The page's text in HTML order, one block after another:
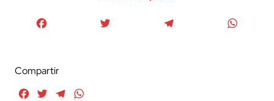
Compartir
FacebookTwitterTelegram